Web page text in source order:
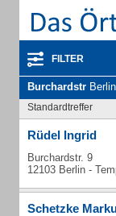
FILTER
Burchardstr Berlin
Standardtreffer
Rüdel Ingrid
Burchardstr. 9
12103 Berlin -
Schetzke